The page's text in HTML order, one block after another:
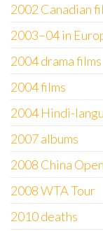
2002 Canadian
2003–04 in
2004 drama films
2004 films
2004 Hindi-
2007 albums
2008 China
2008 WTA Tour
2010 deaths